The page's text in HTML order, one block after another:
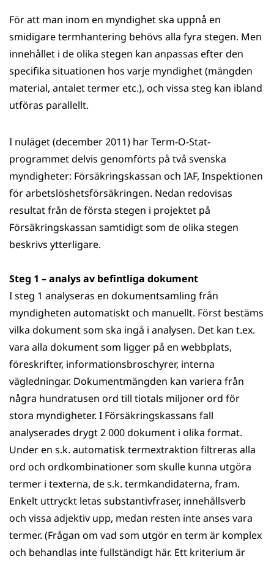
För att man inom en myndighet ska uppnå en
smidigare termhantering behövs alla fyra stegen. Men
innehållet i de olika stegen kan anpassas efter den
specifika situationen hos varje myndighet (mängden
material, antalet termer etc.), och vissa steg kan ibland
utföras parallellt.
I nuläget (december 2011) har Term-O-Stat-
programmet delvis genomförts på två svenska
myndigheter: Försäkringskassan och IAF, Inspektionen
för arbetslöshetsförsäkringen. Nedan redovisas
resultat från de första stegen i projektet på
Försäkringskassan samtidigt som de olika stegen
beskrivs ytterligare.
Steg 1 – analys av befintliga dokument
I steg 1 analyseras en dokumentsamling från
myndigheten automatiskt och manuellt. Först bestäms
vilka dokument som ska ingå i analysen. Det kan t.ex.
vara alla dokument som ligger på en webbplats,
föreskrifter, informationsbroschyrer, interna
vägledningar. Dokumentmängden kan variera från
några hundratusen ord till tiotals miljoner ord för
stora myndigheter. I Försäkringskassans fall
analyserades drygt 2 000 dokument i olika format.
Under en s.k. automatisk termextraktion filtreras alla
ord och ordkombinationer som skulle kunna utgöra
termer i texterna, de s.k. termkandidaterna, fram.
Enkelt uttryckt letas substantivfraser, innehållsverb
och vissa adjektiv upp, medan resten inte anses vara
termer. (Frågan om vad som utgör en term är komplex
och behandlas inte fullständigt här. Ett kriterium är